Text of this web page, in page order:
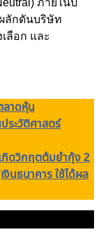
ภายในปี
ลักดันบริษัท
ลือก และ
ลาดหุ้น
ประวัติศาสตร์
กิดวิกฤตต้มยำกุ้ง 2
นธนาคาร ใช้ได้ผล